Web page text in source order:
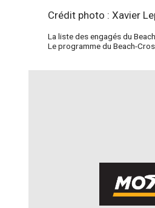
Crédit photo : Xavier
La liste des engagés du
Le programme du Beach-